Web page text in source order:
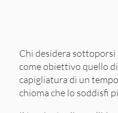
Chi desidera sottoporsi
come obiettivo quello
capigliatura di un
chioma che lo soddisfi